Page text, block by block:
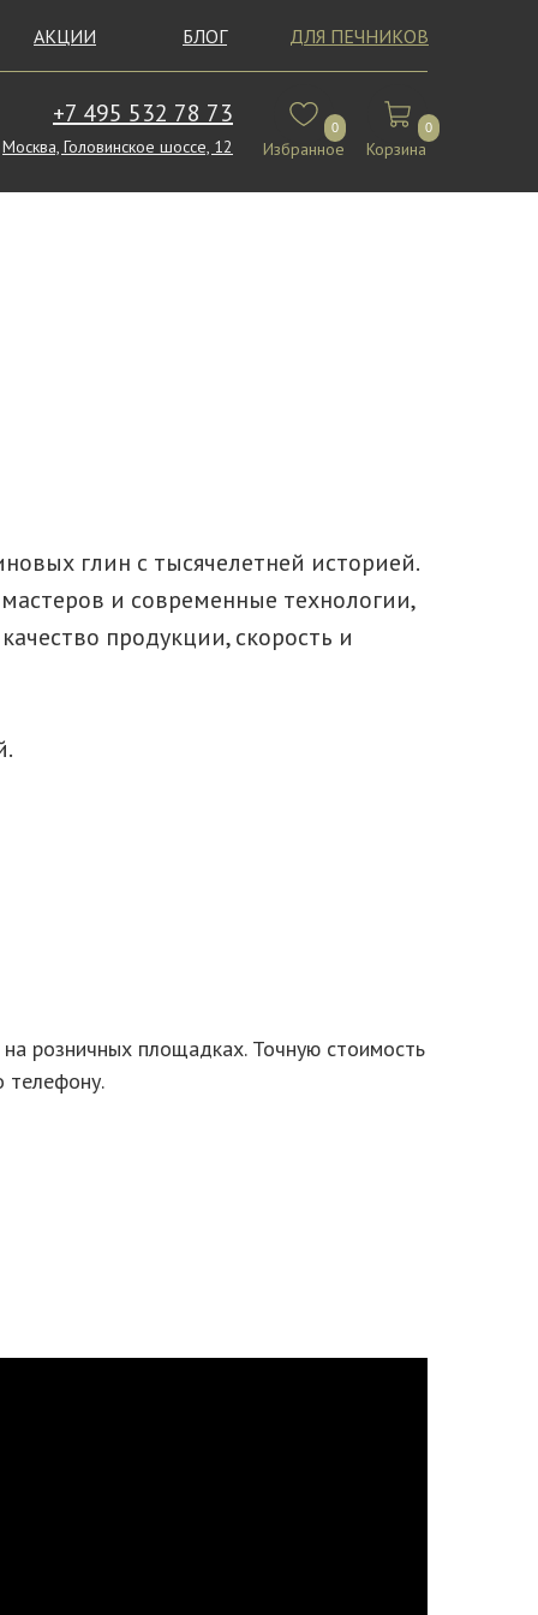
+7 495 532 78 73
Москва, Головинское шоссе, 12
АКЦИИ БЛОГ
0 0
Избранное Корзина
ДЛЯ ПЕЧНИКОВ
глин с тысячелетней историей.
и современные технологии,
продукции, скорость и
розничных площадках. Точную стоимость
телефону.